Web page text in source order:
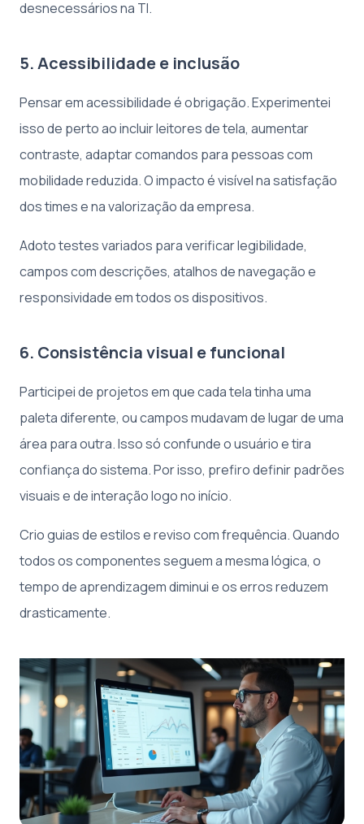
desnecessários na TI.
5. Acessibilidade e inclusão
Pensar em acessibilidade é obrigação. Experimentei
isso de perto ao incluir leitores de tela, aumentar
contraste, adaptar comandos para pessoas com
mobilidade reduzida. O impacto é visível na satisfação
dos times e na valorização da empresa.
Adoto testes variados para verificar legibilidade,
campos com descrições, atalhos de navegação e
responsividade em todos os dispositivos.
6. Consistência visual e funcional
Participei de projetos em que cada tela tinha uma
paleta diferente, ou campos mudavam de lugar de uma
área para outra. Isso só confunde o usuário e tira
confiança do sistema. Por isso, prefiro definir padrões
visuais e de interação logo no início.
Crio guias de estilos e reviso com frequência. Quando
todos os componentes seguem a mesma lógica, o
tempo de aprendizagem diminui e os erros reduzem
drasticamente.